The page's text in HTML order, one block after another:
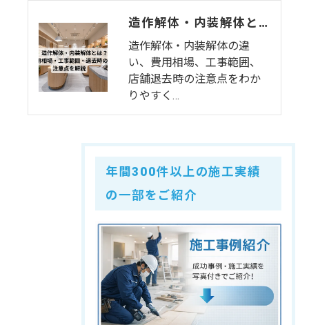
造作解体・内装解体とは？費用相場・工事範囲・退去時の注意点を解説
造作解体・内装解体の違
い、費用相場、工事範囲、
店舗退去時の注意点をわか
りやすく…
年間300件以上の施工実績
の一部をご紹介